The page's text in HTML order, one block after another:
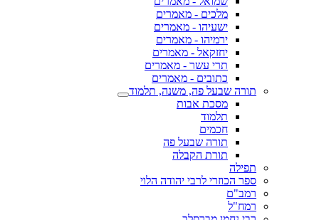
מלכים - מאמרים
ישעיהו - מאמרים
ירמיהו - מאמרים
יחזקאל - מאמרים
תרי עשר - מאמרים
כתובים - מאמרים
תורה שבעל פה, משנה, תלמוד
מסכת אבות
תלמוד
חכמים
תורה שבעל פה
תורת הקבלה
תפילה
ספר הכוזרי לרבי יהודה הלוי
רמב"ם
רמח"ל